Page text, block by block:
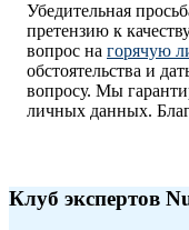
Убедительная
претензию к
вопрос на горячую
обстоятельства и
вопросу. Мы
личных данных.
Клуб экспертов